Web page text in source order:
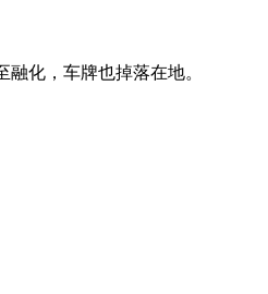
化，车牌也掉落在地。